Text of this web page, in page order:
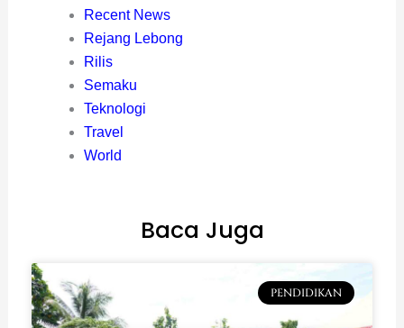
Recent News
Rejang Lebong
Rilis
Semaku
Teknologi
Travel
World
Baca Juga
PENDIDIKAN